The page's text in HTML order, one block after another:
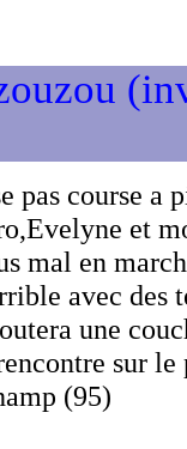
pas course a
et
mal en
avec des
une
sur
(95)